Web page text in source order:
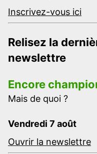
Inscrivez-vous ici
Relisez la
newslettre
Encore
Mais de quoi ?
Vendredi 7 août
Ouvrir la newslettre